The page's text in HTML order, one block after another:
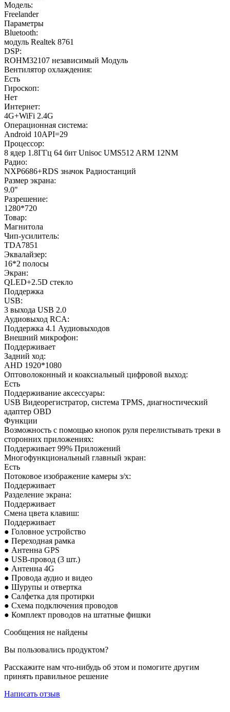
Модель:
Freelander
Параметры
Bluetooth:
модуль Realtek 8761
DSP:
ROHM32107 независимый Модуль
Вентилятор охлаждения:
Есть
Гироскоп:
Нет
Интернет:
4G+WiFi 2.4G
Операционная система:
Android 10API=29
Процессор:
8 ядер 1.8ГГц 64 бит Unisoc UMS512 ARM 12NM
Радио:
NXP6686+RDS значок Радиостанций
Размер экрана:
9.0"
Разрешение:
1280*720
Товар:
Магнитола
Чип-усилитель:
TDA7851
Эквалайзер:
16*2 полосы
Экран:
QLED+2.5D стекло
Поддержка
USB:
3 выхода USB 2.0
Аудиовыход RCA:
Поддержка 4.1 Аудиовыходов
Внешний микрофон:
Поддерживает
Задний ход:
AHD 1920*1080
Оптоволоконный и коаксиальный цифровой выход:
Есть
Поддерживание аксессуары:
USB Видеорегистратор, система TPMS, диагностический
адаптер OBD
Функции
Возможность с помощью кнопок руля перелистывать треки в
сторонних приложениях:
Поддерживает 99% Приложений
Многофункциональный главный экран:
Есть
Потоковое изображение камеры з/х:
Поддерживает
Разделение экрана:
Поддерживает
Смена цвета клавиш:
Поддерживает
● Головное устройство
● Переходная рамка
● Антенна GPS
● USB-провод (3 шт.)
● Антенна 4G
● Провода аудио и видео
● Шурупы и отвертка
● Салфетка для протирки
● Схема подключения проводов
● Комплект проводов на штатные фишки
Сообщения не найдены
Вы пользовались продуктом?
Расскажите нам что-нибудь об этом и помогите другим
принять правильное решение
Написать отзыв